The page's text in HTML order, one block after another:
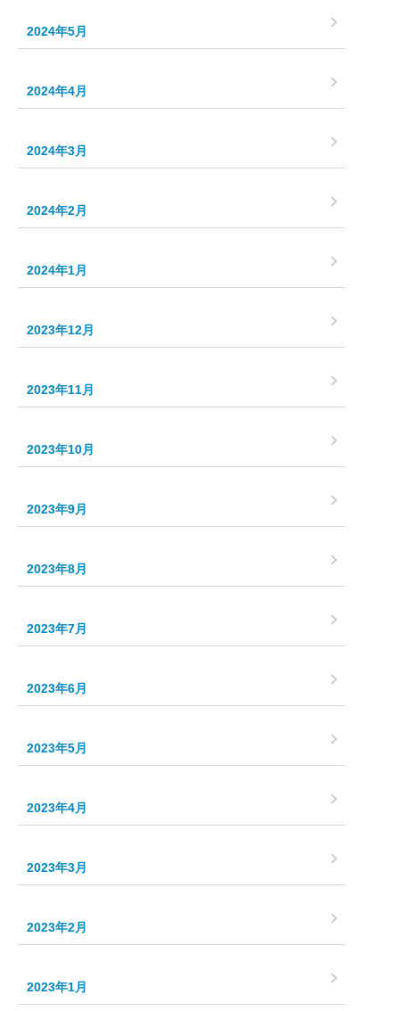
2024年5月
2024年4月
2024年3月
2024年2月
2024年1月
2023年12月
2023年11月
2023年10月
2023年9月
2023年8月
2023年7月
2023年6月
2023年5月
2023年4月
2023年3月
2023年2月
2023年1月